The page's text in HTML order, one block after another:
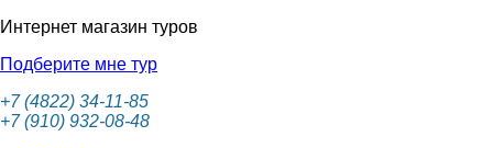
Интернет магазин туров
Подберите мне тур
+7 (4822) 34-11-85
+7 (910) 932-08-48